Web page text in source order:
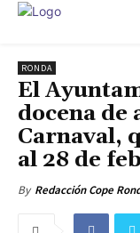
RONDA
El
docena de
Carnaval,
al 28 de
By Redacción Cope